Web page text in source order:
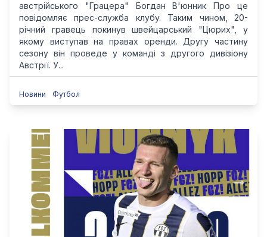
австрійського "Грацера" Богдан В'юнник Про це
повідомляє прес-служба клубу. Таким чином, 20-
річний гравець покинув швейцарський "Цюрих", у
якому виступав на правах оренди. Другу частину
сезону він проведе у команді з другого дивізіону
Австрії. У...
Новини Футбол